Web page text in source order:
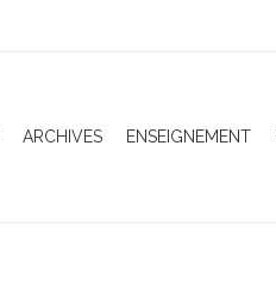
ARCHIVES ENSEIGNEMENT